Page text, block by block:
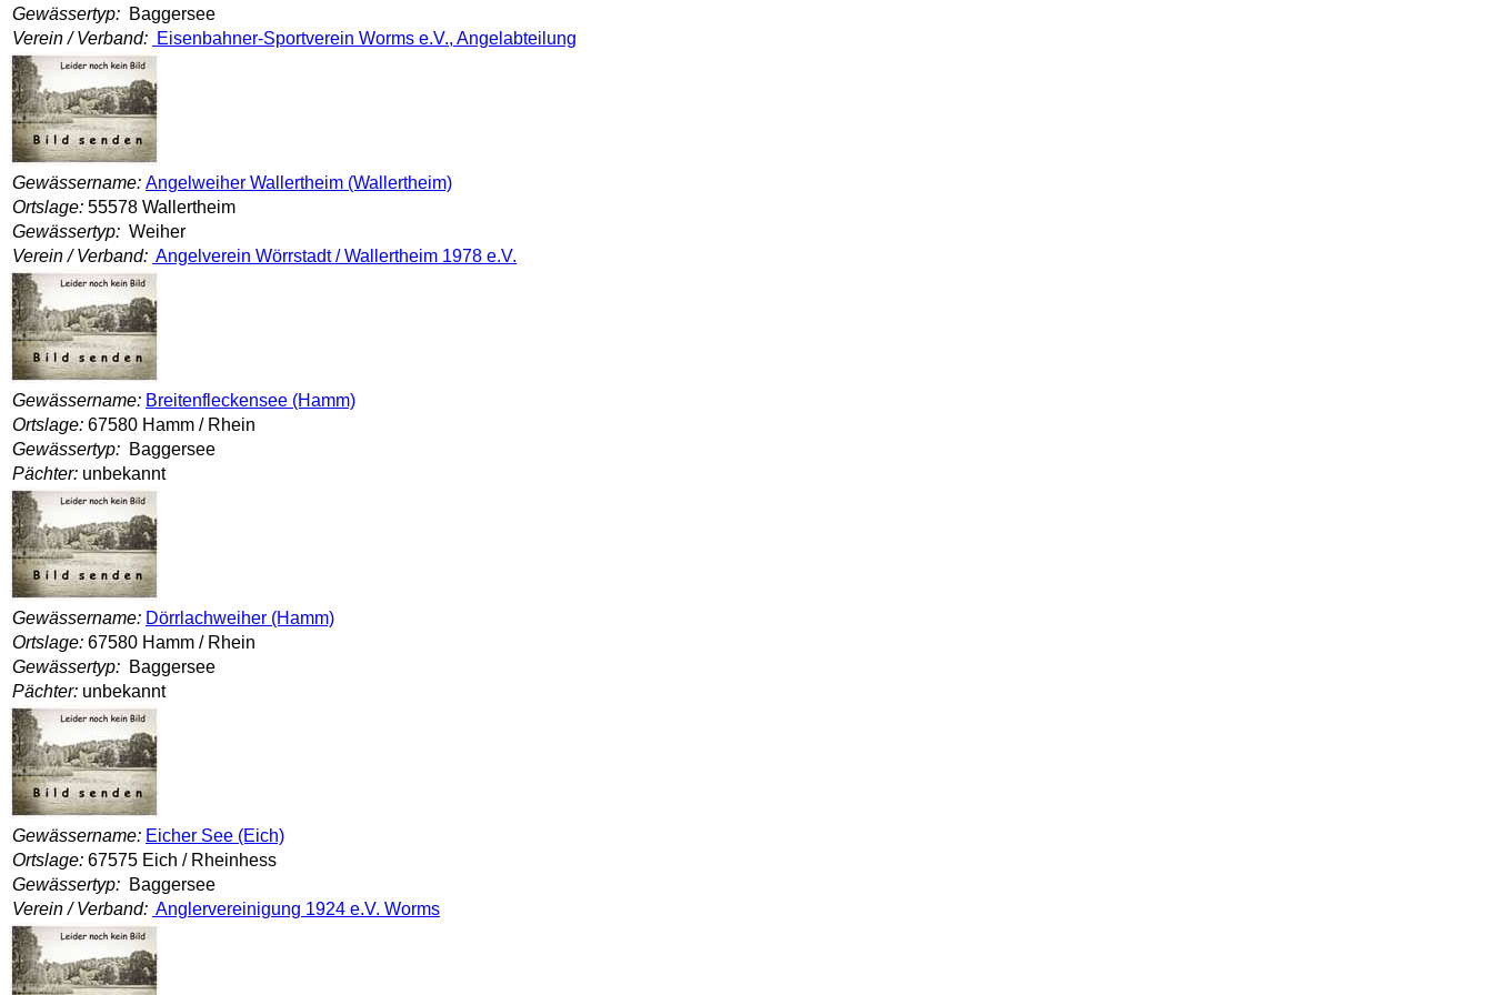
Gewässertyp: Baggersee
Verein / Verband: Eisenbahner-Sportverein Worms e.V., Angelabteilung
Gewässername: Angelweiher Wallertheim (Wallertheim)
Ortslage: 55578 Wallertheim
Gewässertyp: Weiher
Verein / Verband: Angelverein Wörrstadt / Wallertheim 1978 e.V.
Gewässername: Breitenfleckensee (Hamm)
Ortslage: 67580 Hamm / Rhein
Gewässertyp: Baggersee
Pächter: unbekannt
Gewässername: Dörrlachweiher (Hamm)
Ortslage: 67580 Hamm / Rhein
Gewässertyp: Baggersee
Pächter: unbekannt
Gewässername: Eicher See (Eich)
Ortslage: 67575 Eich / Rheinhess
Gewässertyp: Baggersee
Verein / Verband: Anglervereinigung 1924 e.V. Worms